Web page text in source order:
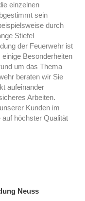
einzelnen
sein
durch
Stiefel
der Feuerwehr ist
Besonderheiten
um das Thema
beraten wir Sie
aufeinander
Arbeiten.
Kunden im
höchster Qualität
Neuss